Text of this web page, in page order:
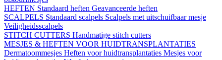
HEFTEN Standaard heften Geavanceerde heften
SCALPELS Standaard scalpels Scalpels met uitschuifbaar mesje
Veiligheidsscalpels
STITCH CUTTERS Handmatige stitch cutters
MESJES & HEFTEN VOOR HUIDTRANSPLANTATIES
Dermatoommesjes Heften voor huidtransplantaties Mesjes voor